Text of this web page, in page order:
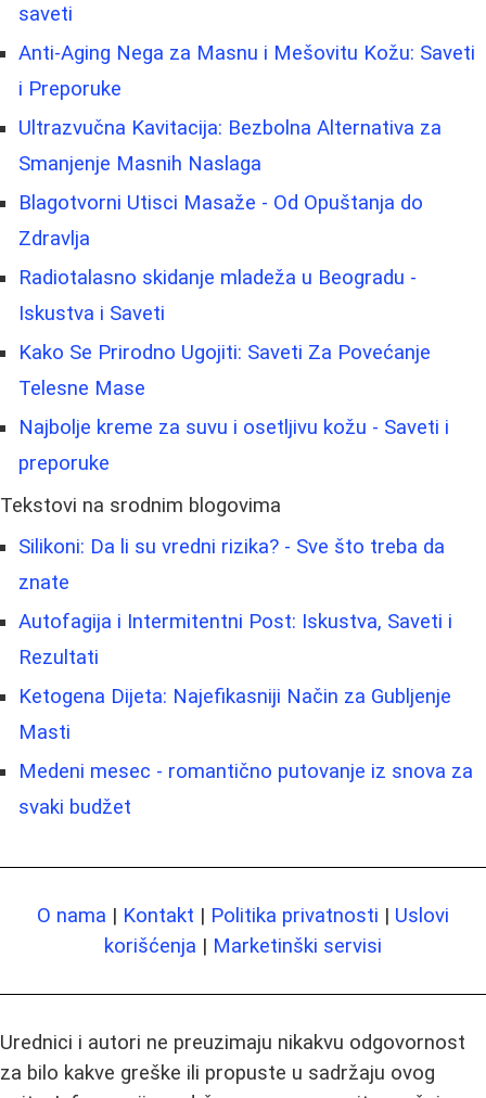
saveti
Anti-Aging Nega za Masnu i Mešovitu Kožu: Saveti
i Preporuke
Ultrazvučna Kavitacija: Bezbolna Alternativa za
Smanjenje Masnih Naslaga
Blagotvorni Utisci Masaže - Od Opuštanja do
Zdravlja
Radiotalasno skidanje mladeža u Beogradu -
Iskustva i Saveti
Kako Se Prirodno Ugojiti: Saveti Za Povećanje
Telesne Mase
Najbolje kreme za suvu i osetljivu kožu - Saveti i
preporuke
Tekstovi na srodnim blogovima
Silikoni: Da li su vredni rizika? - Sve što treba da
znate
Autofagija i Intermitentni Post: Iskustva, Saveti i
Rezultati
Ketogena Dijeta: Najefikasniji Način za Gubljenje
Masti
Medeni mesec - romantično putovanje iz snova za
svaki budžet
O nama | Kontakt | Politika privatnosti | Uslovi
korišćenja | Marketinški servisi
Urednici i autori ne preuzimaju nikakvu odgovornost
za bilo kakve greške ili propuste u sadržaju ovog